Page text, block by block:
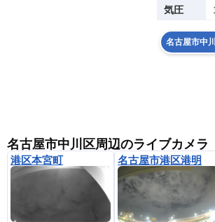
気圧
名古屋市中
名古屋市中川区周辺のライブカメラ
港区本宮町 名古屋市港区港明